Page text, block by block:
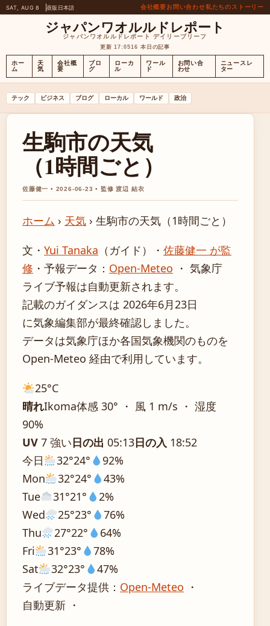
SAT, AUG 8 昼版 日本語 会社概要お問い合わせ私たちのストーリー
ジャパンワオルルドレポート
ジャパンワオルルドレポート デイリーブリーフ
更新 17:0516 本日の記事
ホー
ム
天
気
会社概
要
ブロ
グ
ローカ
ル
ワール
ド
お問い合
わせ
ニュースレ
ター
テック ビジネス ブログ ローカル ワールド 政治
生駒市の天気
（1時間ごと）
佐藤健一 • 2026-06-23 • 監修 渡辺 結衣
ホーム › 天気 › 生駒市の天気（1時間ごと）
文・ Yui Tanaka （ガイド） ・ 佐藤健一 が監
修 ・ 予報データ： Open-Meteo ・ 気象庁
ライブ予報は自動更新されます。
記載のガイダンスは 2026年6月23日
に気象編集部が最終確認しました。
データは気象庁ほか各国気象機関のものを
Open-Meteo 経由で利用しています。
25°C
晴れIkoma体感 30° ・ 風 1 m/s ・ 湿度
90%
UV 7 強い日の出 05:13日の入 18:52
今日
32°24°
92%
Mon
32°24°
43%
Tue
31°21°
2%
Wed
25°23°
76%
Thu
27°22°
64%
Fri
31°23°
78%
Sat
32°23°
47%
ライブデータ提供： Open-Meteo ・
自動更新 ・